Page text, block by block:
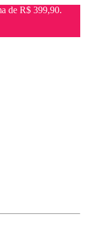
de R$ 399,90.